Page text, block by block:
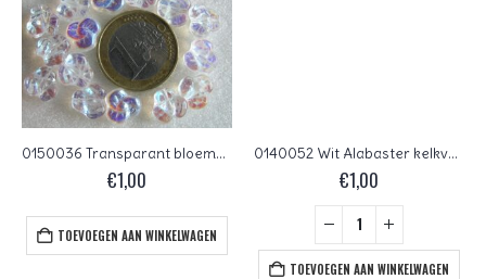
0150036 Transparant bloemvormig met AB
€1,00
TOEVOEGEN AAN WINKELWAGEN
0140052 Wit Alabaster kelkvormige bloem 30 St.
€1,00
TOEVOEGEN AAN WINKELWAGEN